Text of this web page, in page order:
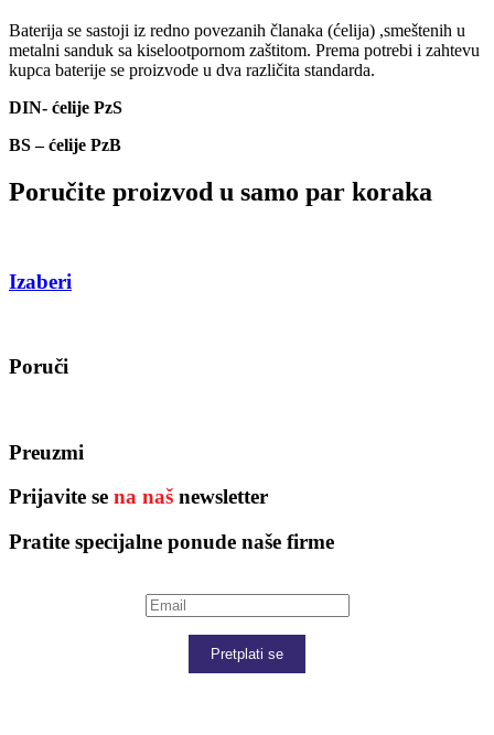
Baterija se sastoji iz redno povezanih članaka (ćelija) ,smeštenih u
metalni sanduk sa kiselootpornom zaštitom. Prema potrebi i zahtevu
kupca baterije se proizvode u dva različita standarda.
DIN- ćelije PzS
BS – ćelije PzB
Poručite proizvod u samo par koraka
Izaberi
Poruči
Preuzmi
Prijavite se na naš newsletter
Pratite specijalne ponude naše firme
Pretplati se